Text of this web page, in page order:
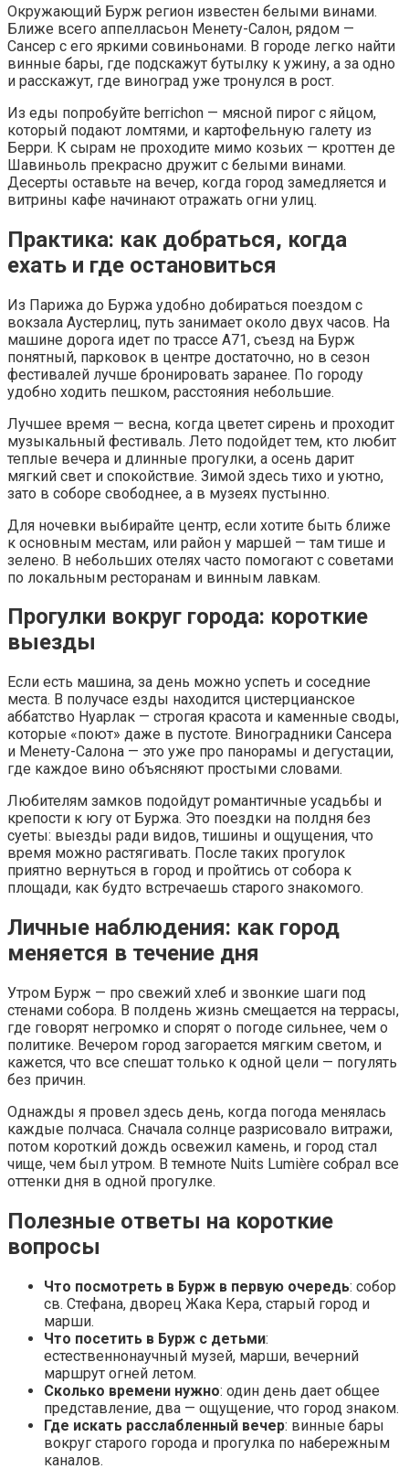
Окружающий Бурж регион известен белыми винами.
Ближе всего аппелласьон Менету-Салон, рядом —
Сансер с его яркими совиньонами. В городе легко найти
винные бары, где подскажут бутылку к ужину, а за одно
и расскажут, где виноград уже тронулся в рост.
Из еды попробуйте berrichon — мясной пирог с яйцом,
который подают ломтями, и картофельную галету из
Берри. К сырам не проходите мимо козьих — кроттен де
Шавиньоль прекрасно дружит с белыми винами.
Десерты оставьте на вечер, когда город замедляется и
витрины кафе начинают отражать огни улиц.
Практика: как добраться, когда
ехать и где остановиться
Из Парижа до Буржа удобно добираться поездом с
вокзала Аустерлиц, путь занимает около двух часов. На
машине дорога идет по трассе A71, съезд на Бурж
понятный, парковок в центре достаточно, но в сезон
фестивалей лучше бронировать заранее. По городу
удобно ходить пешком, расстояния небольшие.
Лучшее время — весна, когда цветет сирень и проходит
музыкальный фестиваль. Лето подойдет тем, кто любит
теплые вечера и длинные прогулки, а осень дарит
мягкий свет и спокойствие. Зимой здесь тихо и уютно,
зато в соборе свободнее, а в музеях пустынно.
Для ночевки выбирайте центр, если хотите быть ближе
к основным местам, или район у маршей — там тише и
зелено. В небольших отелях часто помогают с советами
по локальным ресторанам и винным лавкам.
Прогулки вокруг города: короткие
выезды
Если есть машина, за день можно успеть и соседние
места. В получасе езды находится цистерцианское
аббатство Нуарлак — строгая красота и каменные своды,
которые «поют» даже в пустоте. Виноградники Сансера
и Менету-Салона — это уже про панорамы и дегустации,
где каждое вино объясняют простыми словами.
Любителям замков подойдут романтичные усадьбы и
крепости к югу от Буржа. Это поездки на полдня без
суеты: выезды ради видов, тишины и ощущения, что
время можно растягивать. После таких прогулок
приятно вернуться в город и пройтись от собора к
площади, как будто встречаешь старого знакомого.
Личные наблюдения: как город
меняется в течение дня
Утром Бурж — про свежий хлеб и звонкие шаги под
стенами собора. В полдень жизнь смещается на террасы,
где говорят негромко и спорят о погоде сильнее, чем о
политике. Вечером город загорается мягким светом, и
кажется, что все спешат только к одной цели — погулять
без причин.
Однажды я провел здесь день, когда погода менялась
каждые полчаса. Сначала солнце разрисовало витражи,
потом короткий дождь освежил камень, и город стал
чище, чем был утром. В темноте Nuits Lumière собрал все
оттенки дня в одной прогулке.
Полезные ответы на короткие
вопросы
Что посмотреть в Бурж в первую очередь: собор
св. Стефана, дворец Жака Кера, старый город и
марши.
Что посетить в Бурж с детьми:
естественнонаучный музей, марши, вечерний
маршрут огней летом.
Сколько времени нужно: один день дает общее
представление, два — ощущение, что город знаком.
Где искать расслабленный вечер: винные бары
вокруг старого города и прогулка по набережным
каналов.